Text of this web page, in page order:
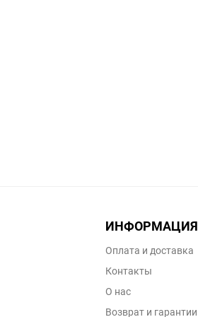
ИНФОРМАЦИЯ
Оплата и доставка
Контакты
О нас
Возврат и гарантии